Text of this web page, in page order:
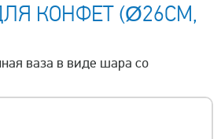
КОНФЕТ (Ø26СМ,
ваза в виде шара со